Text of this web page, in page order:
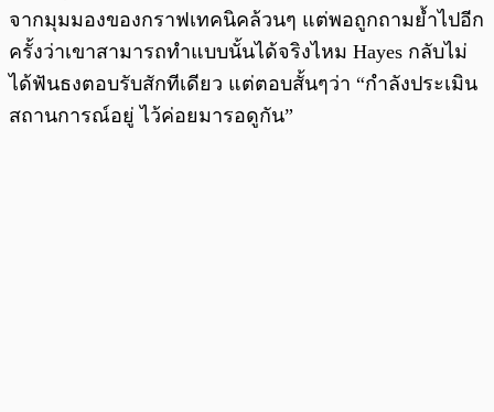
จากมุมมองของกราฟเทคนิคล้วนๆ แต่พอถูกถามย้ำไปอีก
ครั้งว่าเขาสามารถทำแบบนั้นได้จริงไหม Hayes กลับไม่
ได้ฟันธงตอบรับสักทีเดียว แต่ตอบสั้นๆว่า “กำลังประเมิน
สถานการณ์อยู่ ไว้ค่อยมารอดูกัน”